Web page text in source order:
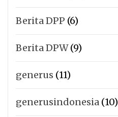
Berita DPP (6)
Berita DPW(9)
generus (11)
generusindonesia (10)